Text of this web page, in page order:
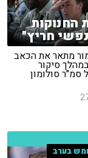
החנוקות
חריץ"
מתאר את הכאב
סיקור
סמ"ר סולומון
בערב